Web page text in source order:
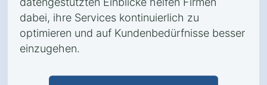
dabei, ihre Services kontinuierlich zu
optimieren und auf Kundenbedürfnisse besser
einzugehen.